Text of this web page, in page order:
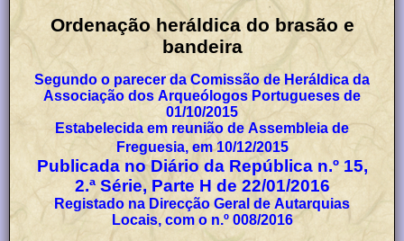
Ordenação heráldica do brasão e
bandeira
Segundo o parecer da Comissão de Heráldica da
Associação dos Arqueólogos Portugueses de
01/10/2015
Estabelecida em reunião de Assembleia de
Freguesia, em 10/12/2015
Publicada no Diário da República n.º 15,
2.ª Série, Parte H de 22/01/2016
Registado na Direcção Geral de Autarquias
Locais, com o n.º 008/2016